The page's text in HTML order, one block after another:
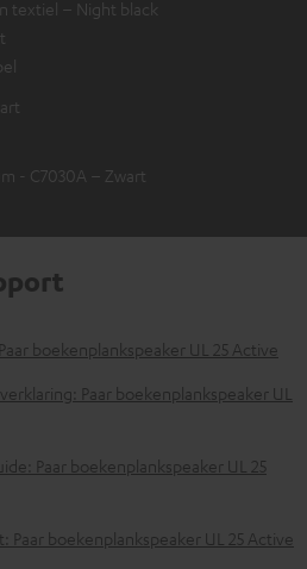
textiel – Night black
- C7030A – Zwart
boekenplankspeaker UL 25 Active
Paar boekenplankspeaker UL
Paar boekenplankspeaker UL 25
Paar boekenplankspeaker UL 25 Active